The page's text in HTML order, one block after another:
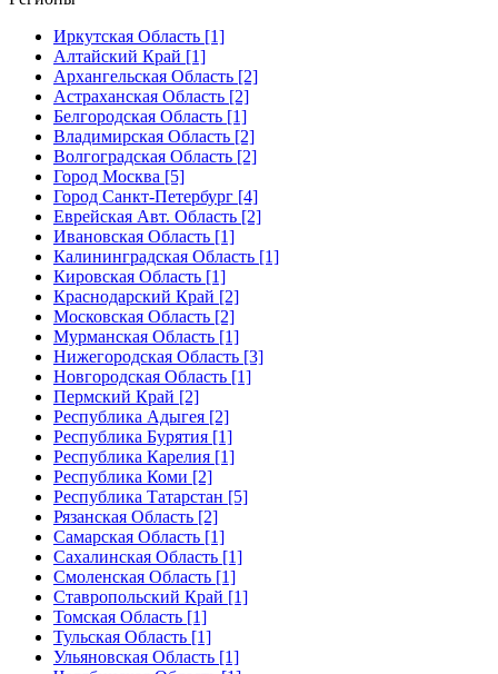
Иркутская Область [1]
Алтайский Край [1]
Архангельская Область [2]
Астраханская Область [2]
Белгородская Область [1]
Владимирская Область [2]
Волгоградская Область [2]
Город Москва [5]
Город Санкт-Петербург [4]
Еврейская Авт. Область [2]
Ивановская Область [1]
Калининградская Область [1]
Кировская Область [1]
Краснодарский Край [2]
Московская Область [2]
Мурманская Область [1]
Нижегородская Область [3]
Новгородская Область [1]
Пермский Край [2]
Республика Адыгея [2]
Республика Бурятия [1]
Республика Карелия [1]
Республика Коми [2]
Республика Татарстан [5]
Рязанская Область [2]
Самарская Область [1]
Сахалинская Область [1]
Смоленская Область [1]
Ставропольский Край [1]
Томская Область [1]
Тульская Область [1]
Ульяновская Область [1]